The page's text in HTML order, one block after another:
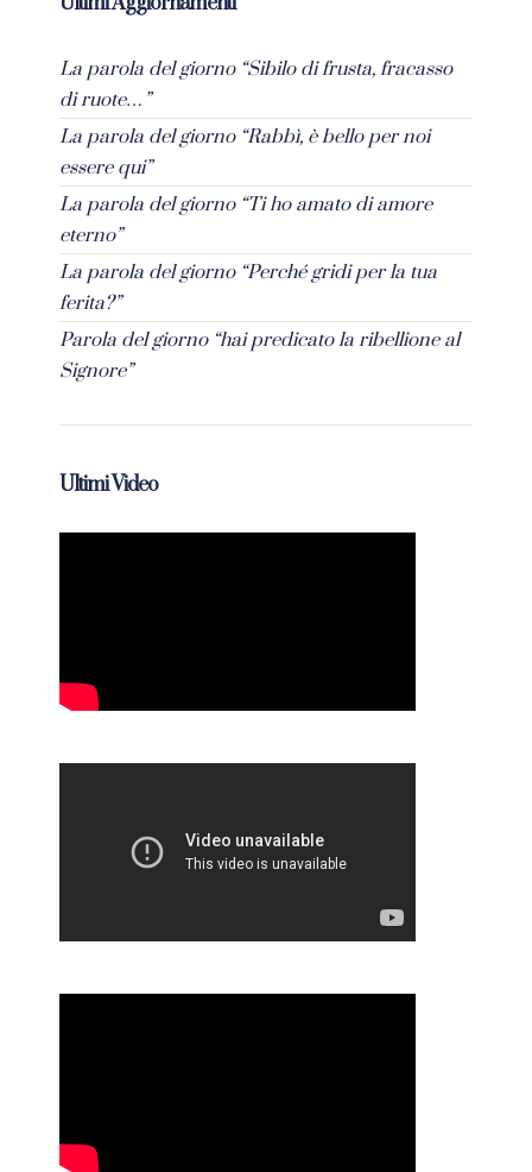
La parola del giorno “Sibilo di frusta, fracasso
di ruote…”
La parola del giorno “Rabbì, è bello per noi
essere qui”
La parola del giorno “Ti ho amato di amore
eterno”
La parola del giorno “Perché gridi per la tua
ferita?”
Parola del giorno “hai predicato la ribellione al
Signore”
Ultimi Video